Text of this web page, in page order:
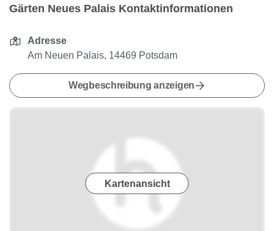
Gärten Neues Palais Kontaktinformationen
Adresse
Am Neuen Palais, 14469 Potsdam
Wegbeschreibung anzeigen
Kartenansicht